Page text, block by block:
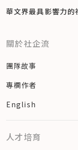
華文界最具影響力的
關於社企流
團隊故事
專欄作者
English
人才培育